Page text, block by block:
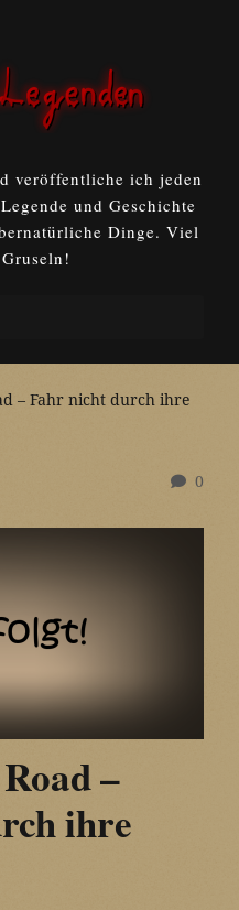
veröffentliche ich jeden
und Geschichte
Dinge. Viel
– Fahr nicht durch ihre
0
–
ihre